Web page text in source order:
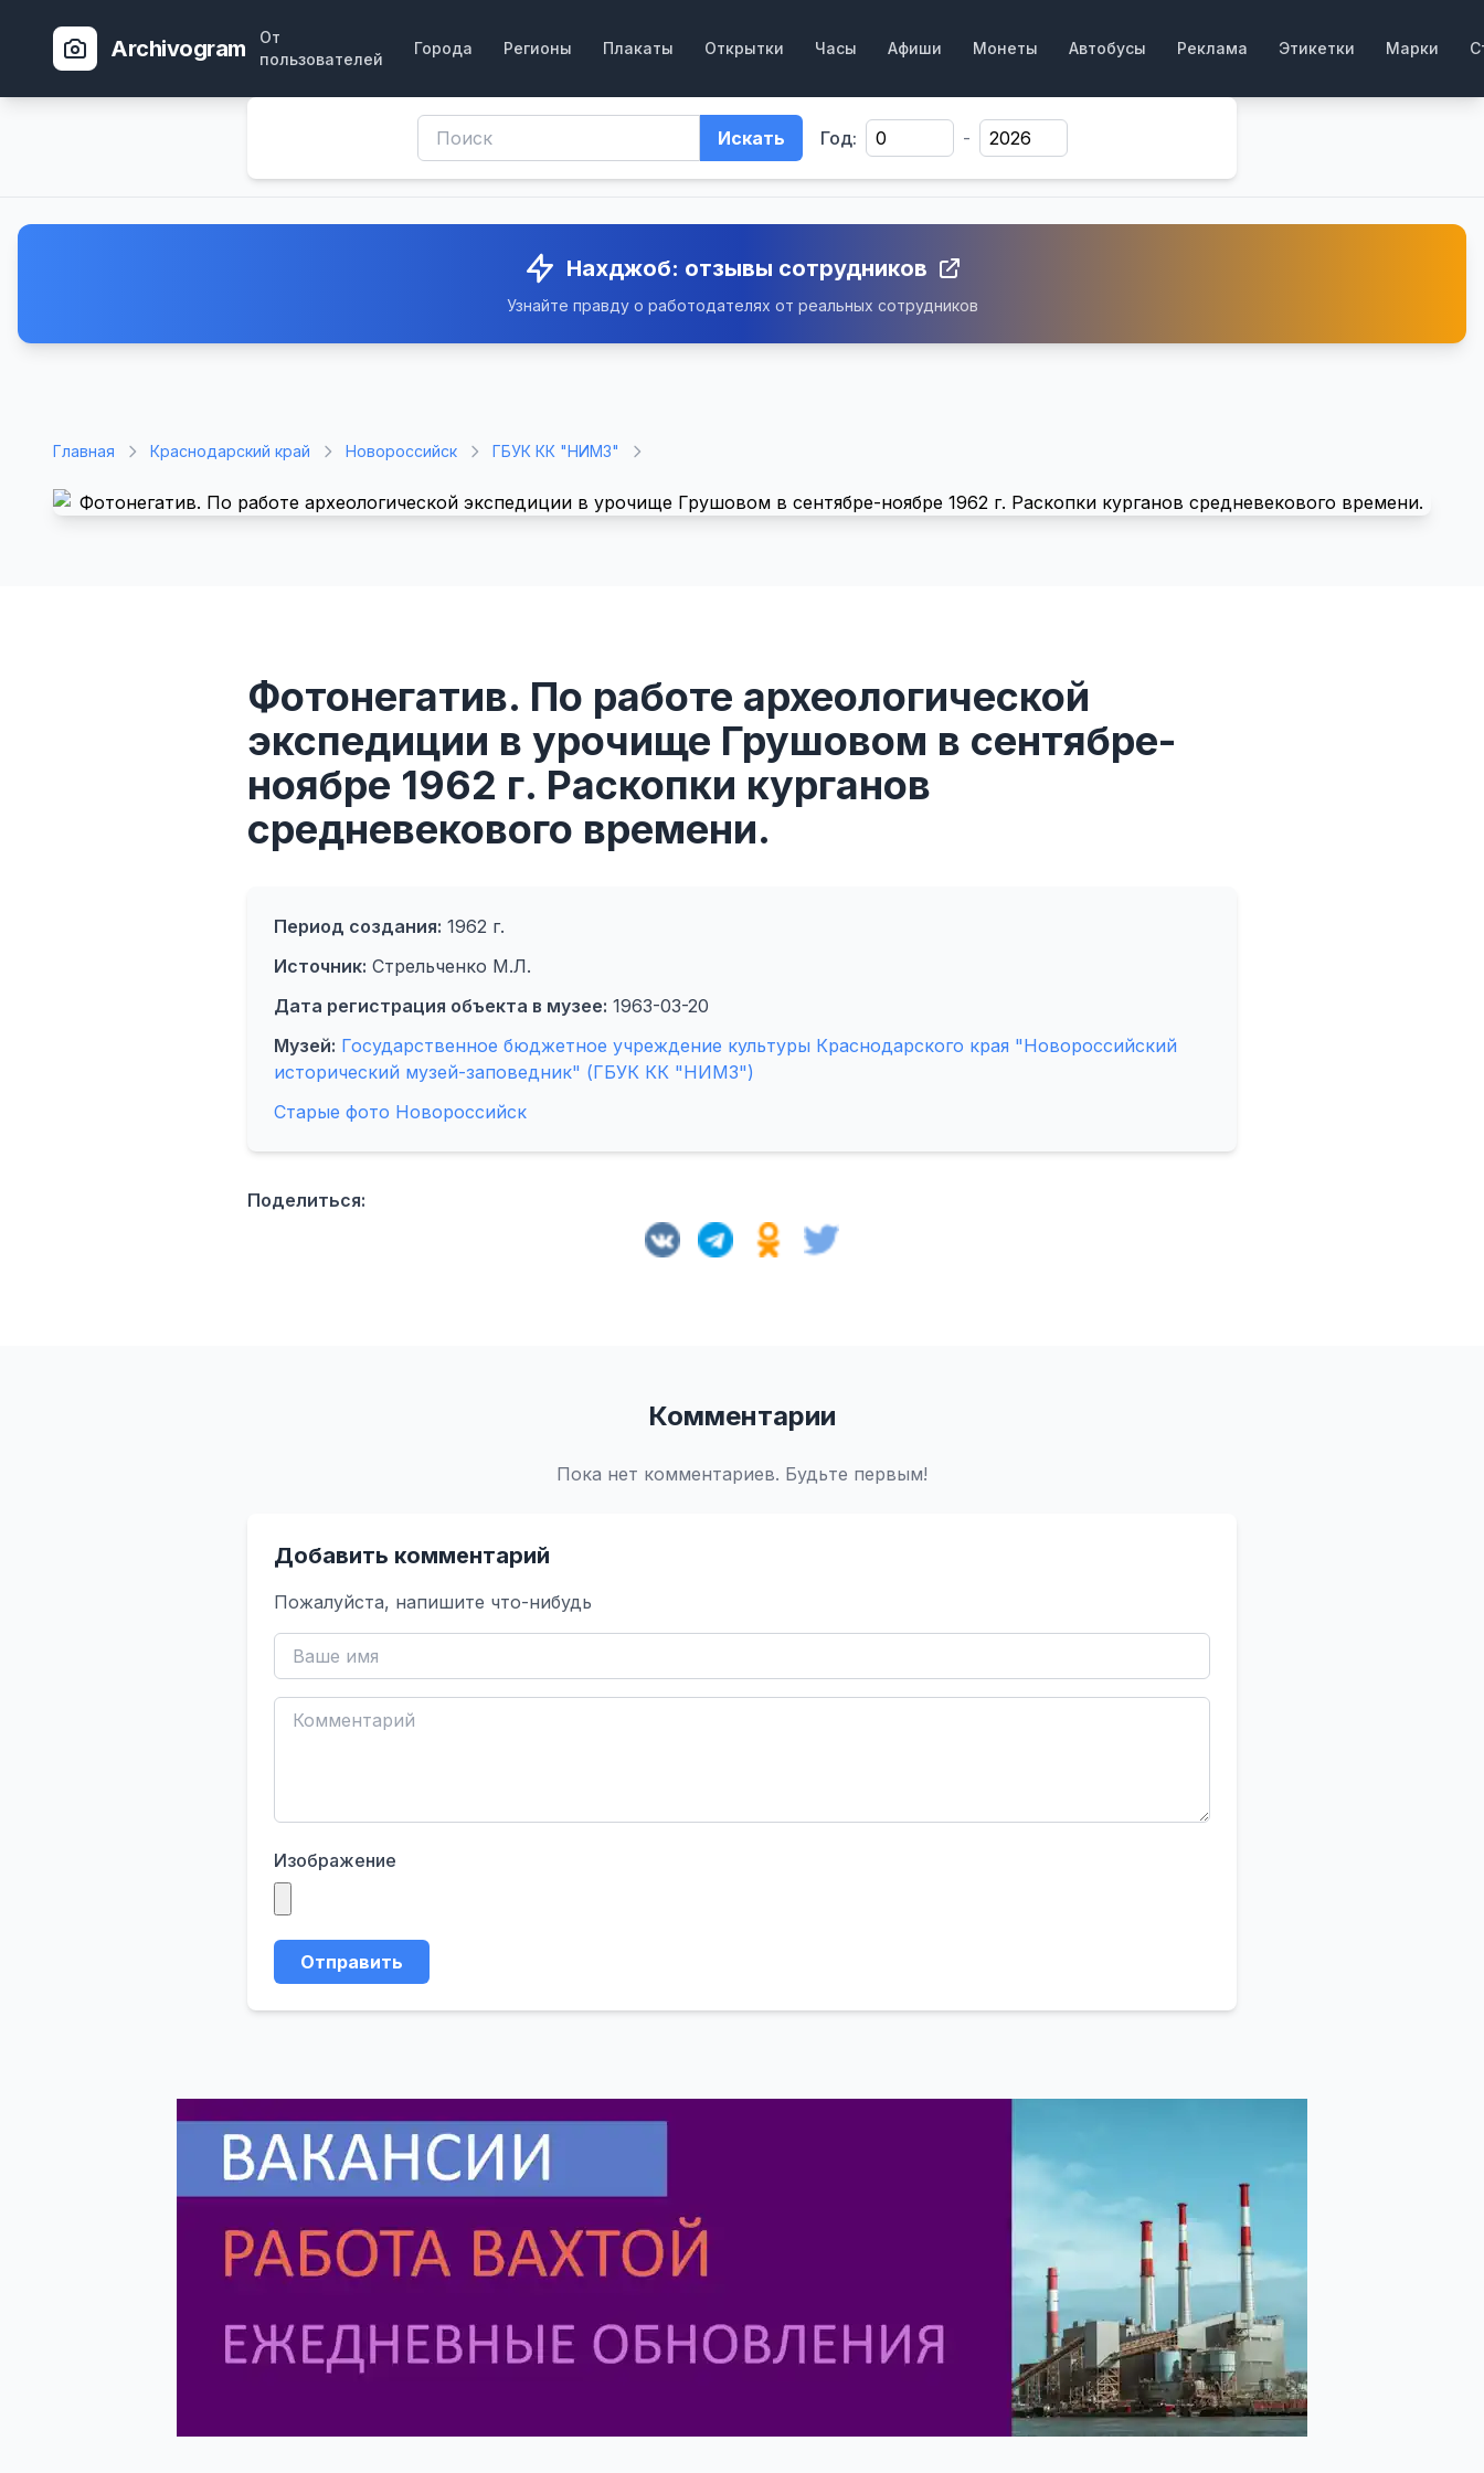
Archivogram
От
пользователей
Города Регионы Плакаты Открытки Часы Афиши Монеты Автобусы Реклама Этикетки Марки
Искать Год: -
Нахджоб: отзывы сотрудников
Узнайте правду о работодателях от реальных сотрудников
Главная Краснодарский край Новороссийск ГБУК КК "НИМЗ"
Фотонегатив. По работе археологической
экспедиции в урочище Грушовом в сентябре-
ноябре 1962 г. Раскопки курганов
средневекового времени.
Период создания: 1962 г.
Источник: Стрельченко М.Л.
Дата регистрация объекта в музее: 1963-03-20
Музей: Государственное бюджетное учреждение культуры Краснодарского края "Новороссийский
исторический музей-заповедник" (ГБУК КК "НИМЗ")
Старые фото Новороссийск
Поделиться:
Комментарии
Пока нет комментариев. Будьте первым!
Добавить комментарий
Пожалуйста, напишите что-нибудь
Изображение
Отправить